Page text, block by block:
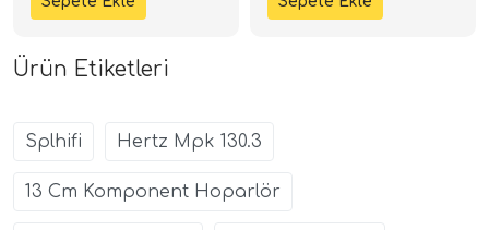
Ohm | SPLHIFI
Ohm | SPLHIFI
Ürün Etiketleri
Splhifi Hertz Mpk 130.3
13 Cm Komponent Hoparlör